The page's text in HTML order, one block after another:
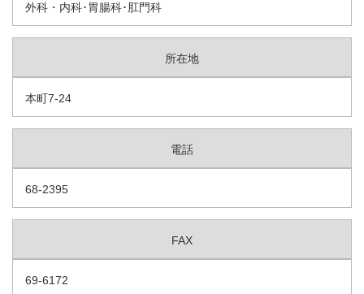
外科・内科･胃腸科･肛門科
所在地
本町7-24
電話
68-2395
FAX
69-6172